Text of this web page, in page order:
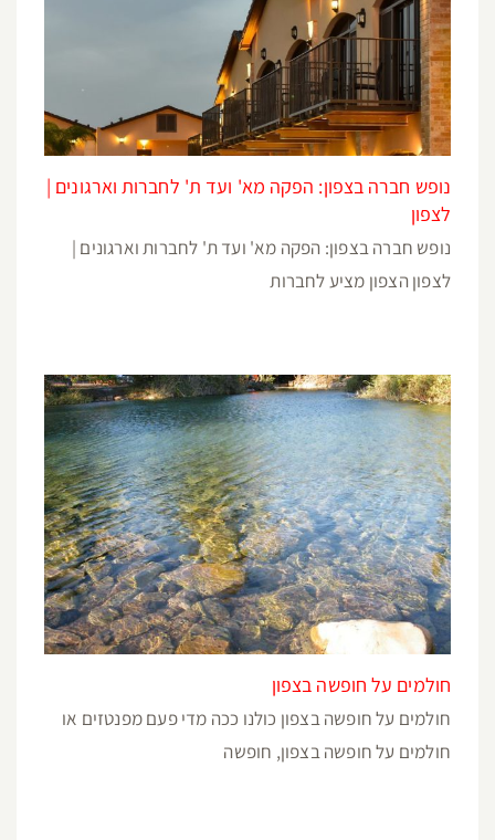
נופש חברה בצפון: הפקה מא' ועד ת' לחברות וארגונים |
לצפון
נופש חברה בצפון: הפקה מא' ועד ת' לחברות וארגונים |
לצפון הצפון מציע לחברות
חולמים על חופשה בצפון
חולמים על חופשה בצפון כולנו ככה מדי פעם מפנטזים או
חולמים על חופשה בצפון, חופשה